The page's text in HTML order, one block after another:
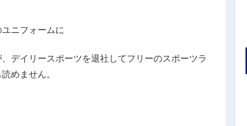
ニフォームに
デイリースポーツを退社してフリーのスポーツラ
めません。